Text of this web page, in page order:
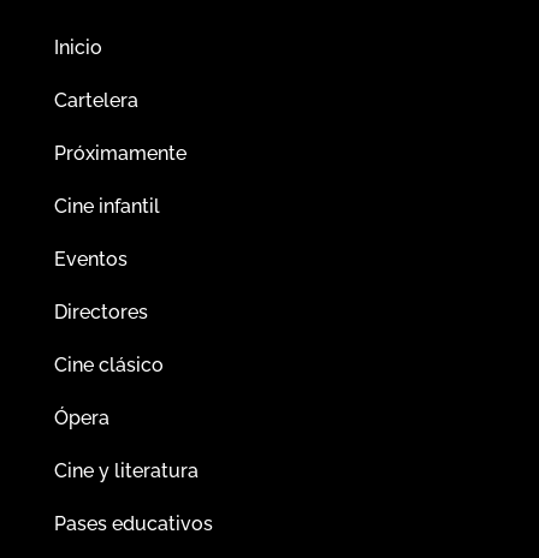
Inicio
Cartelera
Próximamente
Cine infantil
Eventos
Directores
Cine clásico
Ópera
Cine y literatura
Pases educativos